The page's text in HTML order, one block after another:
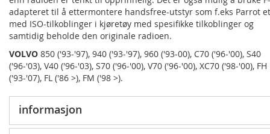
adapteret til å ettermontere handsfree-utstyr som f.eks Parrot
med ISO-tilkoblinger i kjøretøy med spesifikke tilkoblinger og
samtidig beholde den originale radioen.
VOLVO 850 ('93-'97), 940 ('93-'97), 960 ('93-00), C70 ('96-'00), S40
('96-'03), V40 ('96-'03), S70 ('96-'00), V70 ('96-'00), XC70 ('98-'00), FH
('93-'07), FL ('86 >), FM ('98 >).
informasjon